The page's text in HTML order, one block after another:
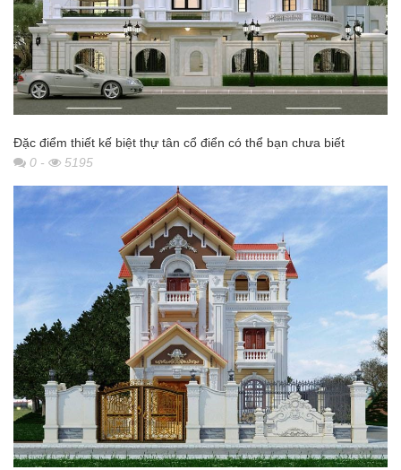
Đặc điểm thiết kế biệt thự tân cổ điển có thể bạn chưa biết
0 - 5195